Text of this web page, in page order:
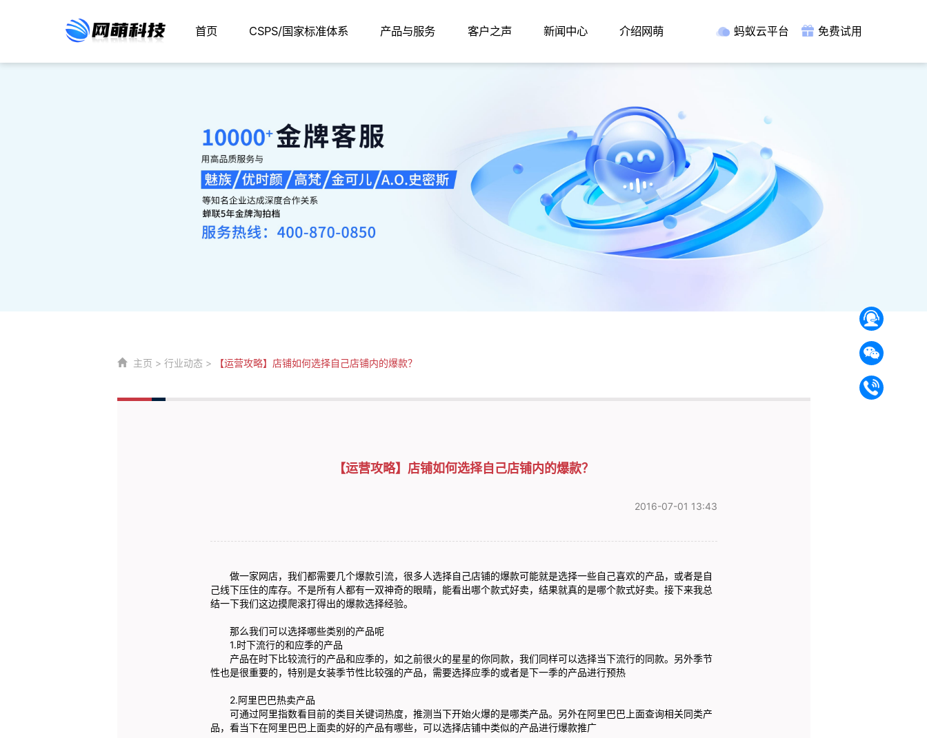
首页 CSPS/国家标准体系 产品与服务 客户之声 新闻中心 介绍网萌 蚂蚁云平台 免费试用
主页 > 行业动态 > 【运营攻略】店铺如何选择自己店铺内的爆款？
【运营攻略】店铺如何选择自己店铺内的爆款？
2016-07-01 13:43
做一家网店，我们都需要几个爆款引流，很多人选择自己店铺的爆款可能就是选择一些自己喜欢的产品，或者是自
己线下压住的库存。不是所有人都有一双神奇的眼睛，能看出哪个款式好卖，结果就真的是哪个款式好卖。接下来我总
结一下我们这边摸爬滚打得出的爆款选择经验。
那么我们可以选择哪些类别的产品呢
1.时下流行的和应季的产品
产品在时下比较流行的产品和应季的，如之前很火的星星的你同款，我们同样可以选择当下流行的同款。另外季节
性也是很重要的，特别是女装季节性比较强的产品，需要选择应季的或者是下一季的产品进行预热
2.阿里巴巴热卖产品
可通过阿里指数看目前的类目关键词热度，推测当下开始火爆的是哪类产品。另外在阿里巴巴上面查询相关同类产
品，看当下在阿里巴巴上面卖的好的产品有哪些，可以选择店铺中类似的产品进行爆款推广